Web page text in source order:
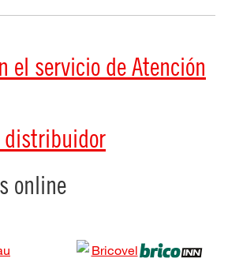
el servicio de Atención
distribuidor
online